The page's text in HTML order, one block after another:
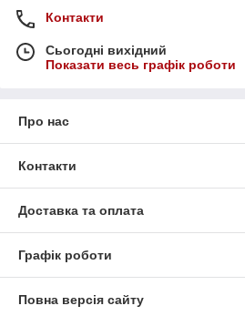
Контакти
Сьогодні вихідний
Показати весь графік роботи
Про нас
Контакти
Доставка та оплата
Графік роботи
Повна версія сайту